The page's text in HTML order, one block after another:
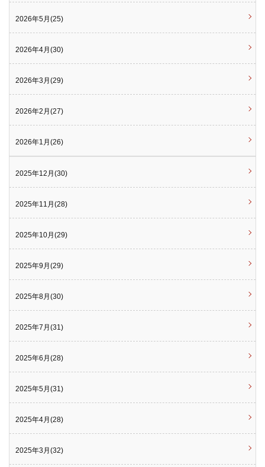
2026年5月(25)
2026年4月(30)
2026年3月(29)
2026年2月(27)
2026年1月(26)
2025年12月(30)
2025年11月(28)
2025年10月(29)
2025年9月(29)
2025年8月(30)
2025年7月(31)
2025年6月(28)
2025年5月(31)
2025年4月(28)
2025年3月(32)